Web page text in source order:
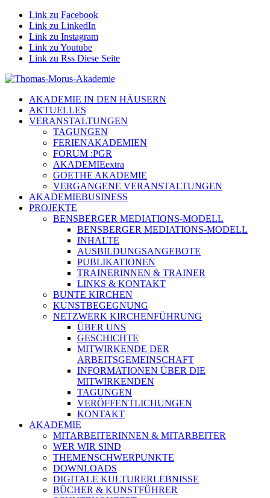
Link zu Facebook
Link zu LinkedIn
Link zu Instagram
Link zu Youtube
Link zu Rss Diese Seite
AKADEMIE IN DEN HÄUSERN
AKTUELLES
VERANSTALTUNGEN
TAGUNGEN
FERIENAKADEMIEN
FORUM :PGR
AKADEMIEextra
GOETHE AKADEMIE
VERGANGENE VERANSTALTUNGEN
AKADEMIEBUSINESS
PROJEKTE
BENSBERGER MEDIATIONS-MODELL
BENSBERGER MEDIATIONS-MODELL
INHALTE
AUSBILDUNGSANGEBOTE
PUBLIKATIONEN
TRAINERINNEN & TRAINER
LINKS & KONTAKT
BUNTE KIRCHEN
KUNSTBEGEGNUNG
NETZWERK KIRCHENFÜHRUNG
ÜBER UNS
GESCHICHTE
MITWIRKENDE DER
ARBEITSGEMEINSCHAFT
INFORMATIONEN ÜBER DIE
MITWIRKENDEN
TAGUNGEN
VERÖFFENTLICHUNGEN
KONTAKT
AKADEMIE
MITARBEITERINNEN & MITARBEITER
WER WIR SIND
THEMENSCHWERPUNKTE
DOWNLOADS
DIGITALE KULTURERLEBNISSE
BÜCHER & KUNSTFÜHRER